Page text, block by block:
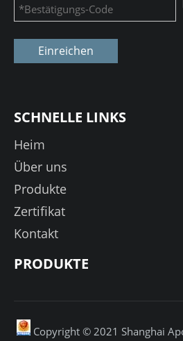
Einreichen
SCHNELLE LINKS
Heim
Über uns
Produkte
Zertifikat
Kontakt
PRODUKTE
Copyright © 2021 Shanghai